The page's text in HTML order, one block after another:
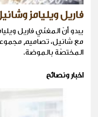
فاريل ويليامز
يبدو أنّ المغنّي فاريل
مع شانيل، تصاميم
المختصّة بالموضة.
اخبار ونصائح